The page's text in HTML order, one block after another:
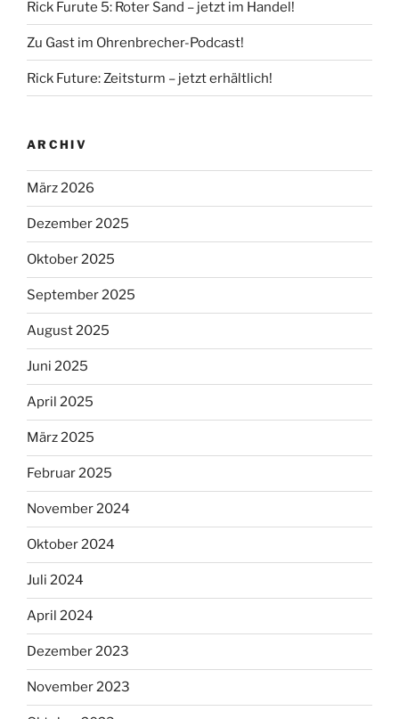
Rick Furute 5: Roter Sand – jetzt im Handel!
Zu Gast im Ohrenbrecher-Podcast!
Rick Future: Zeitsturm – jetzt erhältlich!
ARCHIV
März 2026
Dezember 2025
Oktober 2025
September 2025
August 2025
Juni 2025
April 2025
März 2025
Februar 2025
November 2024
Oktober 2024
Juli 2024
April 2024
Dezember 2023
November 2023